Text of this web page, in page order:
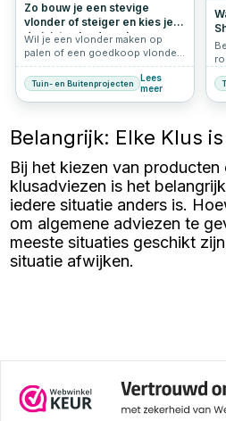
Zo bouw je een stevige
vlonder of steiger en kies je
de juiste vlonderschroeven
Wil je een vlonder maken op
palen of een goedkoop vlonder
maken voor je tuin? Dan is het
belangrijk om de juiste aanpak
en materialen te kiezen. Een
vlonder in de tuin of een terras
alleen een stijlvolle uitstraling,
maar ook extra gebruiksruimte.
Omdat vlonders en steigers
continu worden blootgesteld
aan weersinvloeden, zijn
roestvrije schroeven essentieel
voor een lange levensduur. In dit
artikel ontdek je hoe je
eenvoudig een vlonder in je tuin
maakt en wat je nodig hebt om
jouw project tot een succes te
Tuin- en Buitenprojecten
Lees
meer
Belangrijk: Elke Klus
Bij het kiezen van producten
klusadviezen is het
iedere situatie anders is.
om algemene adviezen te
meeste situaties geschikt
situatie afwijken.